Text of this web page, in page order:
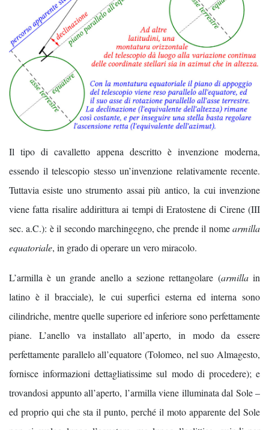
Il tipo di cavalletto appena descritto è invenzione moderna,
essendo il telescopio stesso un’invenzione relativamente recente.
Tuttavia esiste uno strumento assai più antico, la cui invenzione
viene fatta risalire addirittura ai tempi di Eratostene di Cirene (III
sec. a.C.): è il secondo marchingegno, che prende il nomearmilla
equatoriale, in grado di operare un vero miracolo.
L’armilla è un grande anello a sezione rettangolare (armillain
latino è il bracciale), le cui superfici esterna ed interna sono
cilindriche, mentre quelle superiore ed inferiore sono perfettamente
piane. L’anello va installato all’aperto, in modo da essere
perfettamente parallelo all’equatore (Tolomeo, nel suo Almagesto,
fornisce informazioni dettagliatissime sul modo di procedere); e
trovandosi appunto all’aperto, l’armilla viene illuminata dal Sole –
ed proprio qui che sta il punto, perché il moto apparente del Sole